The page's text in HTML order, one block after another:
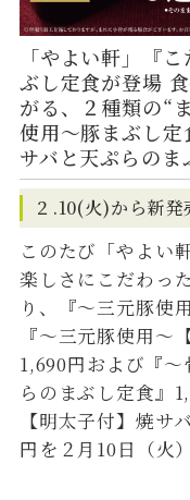
「やよい軒」『
ぶし定食が登場
がる、２種類の“
使用～豚まぶし
サバと天ぷらのま
２.10(火)から新発
このたび「やよい
楽しさにこだわっ
り、『～三元豚使
『～三元豚使用～
1,690円および『
らのまぶし定食』
【明太子付】焼サ
円を２月10日（火